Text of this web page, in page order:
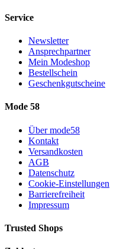
Service
Newsletter
Ansprechpartner
Mein Modeshop
Bestellschein
Geschenkgutscheine
Mode 58
Über mode58
Kontakt
Versandkosten
AGB
Datenschutz
Cookie-Einstellungen
Barrierefreiheit
Impressum
Trusted Shops